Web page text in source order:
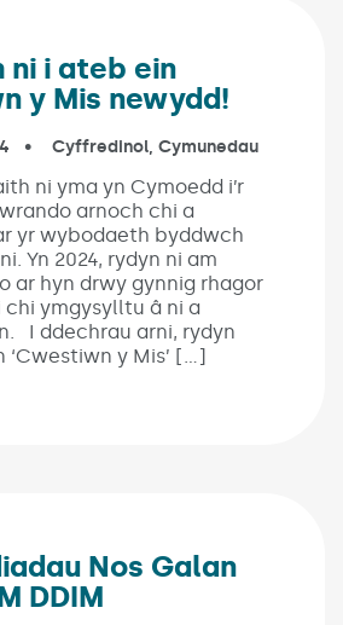
ni i ateb ein
y Mis newydd!
In the categories:
Cyffredinol, Cymunedau
ni yma yn Cymoedd i’r
arnoch chi a
yr wybodaeth byddwch
Yn 2024, rydyn ni am
ar hyn drwy gynnig rhagor
chi ymgysylltu â ni a
I ddechrau arni, rydyn
‘Cwestiwn y Mis’ […]
Nos Galan
DDIM